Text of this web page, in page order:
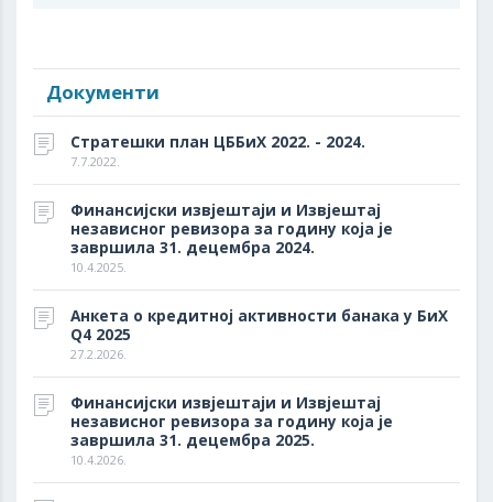
Документи
Стратешки план ЦББиХ 2022. - 2024.
7.7.2022.
Финансијски извјештаји и Извјештај
независног ревизора за годину која је
завршила 31. децембра 2024.
10.4.2025.
Анкета о кредитној активности банака у БиХ
Q4 2025
27.2.2026.
Финансијски извјештаји и Извјештај
независног ревизора за годину која је
завршила 31. децембра 2025.
10.4.2026.